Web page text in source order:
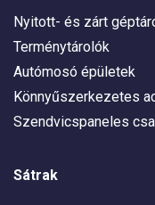
Nyitott- és zárt
Terménytárolók
Autómosó épületek
Könnyűszerkezetes
Szendvicspaneles
Sátrak